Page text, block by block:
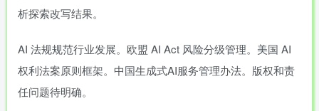
析探索改写结果。
AI 法规规范行业发展。欧盟 AI Act 风险分级管理。美国 AI
权利法案原则框架。中国生成式AI服务管理办法。版权和责
任问题待明确。